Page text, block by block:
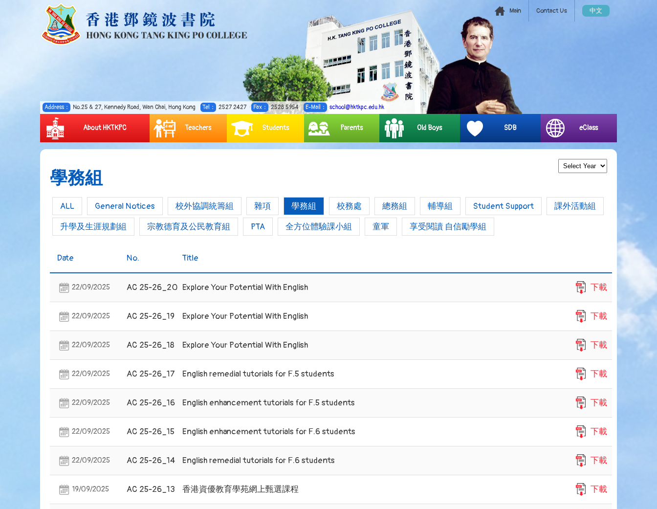
Address： No.25 & 27, Kennedy Road, Wan Chai, Hong Kong Tel： 2527 2427 Fax： 2528 5954 E-Mail： school@hktkpc.edu.hk
中文
Contact Us
Main
About HKTKPC Teachers Students Parents Old Boys SDB eClass
學務組
ALL General Notices 校外協調統籌組 雜項 學務組 校務處 總務組 輔導組 Student Support
課外活動組
升學及生涯規劃組
宗教德育及公民教育組 PTA 全方位體驗課小組 童軍 享受閱讀 自信勵學組
Date No. Title
22/09/2025 AC 25-26_20 Explore Your Potential With English 下載
22/09/2025 AC 25-26_19 Explore Your Potential With English 下載
22/09/2025 AC 25-26_18 Explore Your Potential With English 下載
22/09/2025 AC 25-26_17 English remedial tutorials for F.5 students 下載
22/09/2025 AC 25-26_16 English enhancement tutorials for F.5 students 下載
22/09/2025 AC 25-26_15 English enhancement tutorials for F.6 students 下載
22/09/2025 AC 25-26_14 English remedial tutorials for F.6 students 下載
19/09/2025 AC 25-26_13 香港資優教育學苑網上甄選課程 下載